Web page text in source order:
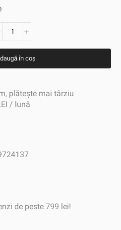
în coș
plătește mai târziu
/ lună
de peste 799 lei!